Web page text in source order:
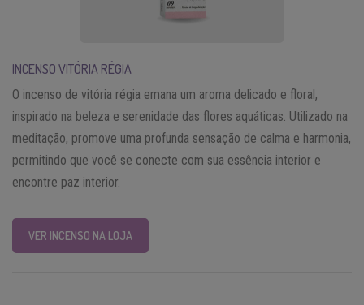
INCENSO VITÓRIA RÉGIA
O incenso de vitória régia emana um aroma delicado e floral,
inspirado na beleza e serenidade das flores aquáticas. Utilizado na
meditação, promove uma profunda sensação de calma e harmonia,
permitindo que você se conecte com sua essência interior e
encontre paz interior.
VER INCENSO NA LOJA